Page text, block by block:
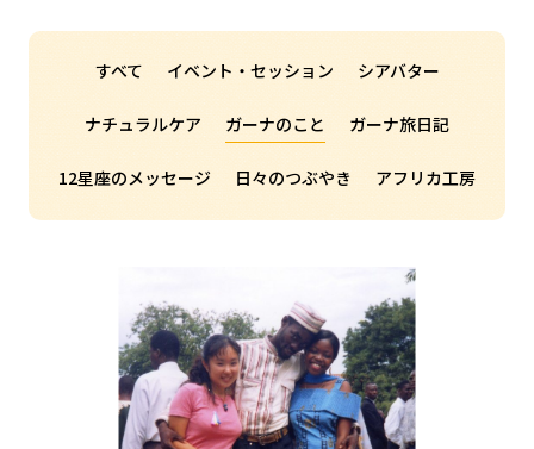
すべて イベント・セッション シアバター
ナチュラルケア ガーナのこと ガーナ旅日記
12星座のメッセージ 日々のつぶやき アフリカ工房